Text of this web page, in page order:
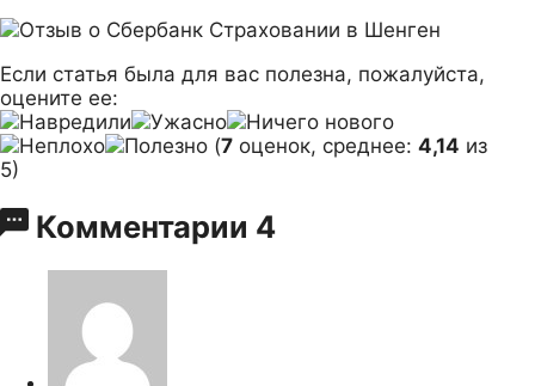
Если статья была для вас полезна, пожалуйста,
оцените ее:
(7 оценок, среднее: 4,14 из
5)
Комментарии 4